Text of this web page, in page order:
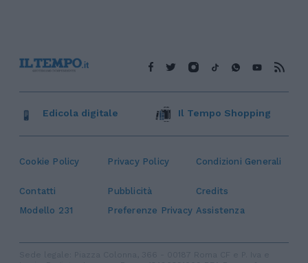
Cookie Policy Privacy Policy Condizioni Generali
Contatti Pubblicità
Credits
Modello 231
Preferenze Privacy Assistenza
Edicola digitale Il Tempo Shopping